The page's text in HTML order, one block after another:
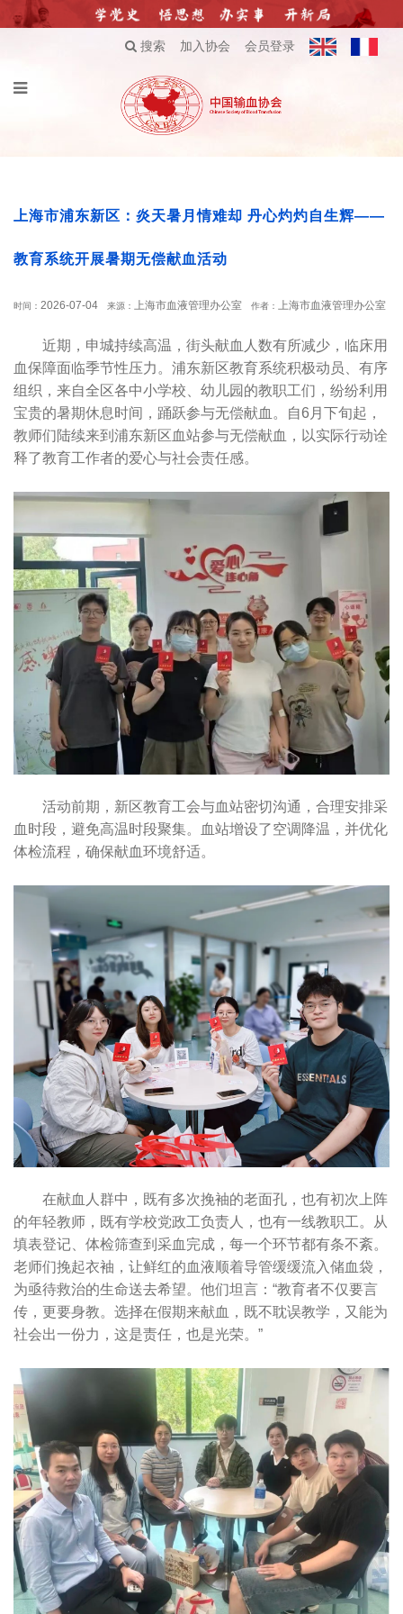
搜索 加入协会 会员登录
上海市浦东新区：炎天暑月情难却 丹心灼灼自生辉——
教育系统开展暑期无偿献血活动
时间： 2026-07-04 来源： 上海市血液管理办公室 作者： 上海市血液管理办公室
近期，申城持续高温，街头献血人数有所减少，临床用
血保障面临季节性压力。浦东新区教育系统积极动员、有序
组织，来自全区各中小学校、幼儿园的教职工们，纷纷利用
宝贵的暑期休息时间，踊跃参与无偿献血。自6月下旬起，
教师们陆续来到浦东新区血站参与无偿献血，以实际行动诠
释了教育工作者的爱心与社会责任感。
活动前期，新区教育工会与血站密切沟通，合理安排采
血时段，避免高温时段聚集。血站增设了空调降温，并优化
体检流程，确保献血环境舒适。
在献血人群中，既有多次挽袖的老面孔，也有初次上阵
的年轻教师，既有学校党政工负责人，也有一线教职工。从
填表登记、体检筛查到采血完成，每一个环节都有条不紊。
老师们挽起衣袖，让鲜红的血液顺着导管缓缓流入储血袋，
为亟待救治的生命送去希望。他们坦言：“教育者不仅要言
传，更要身教。选择在假期来献血，既不耽误教学，又能为
社会出一份力，这是责任，也是光荣。”